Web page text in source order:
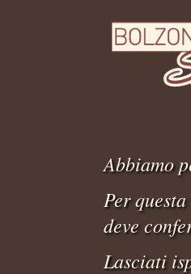
Abbiamo
Per
deve
Lasciati